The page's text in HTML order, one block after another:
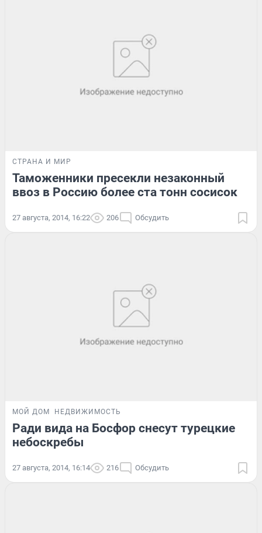
СТРАНА И МИР
Таможенники пресекли незаконный
ввоз в Россию более ста тонн сосисок
27 августа, 2014, 16:22 206 Обсудить
МОЙ ДОМ НЕДВИЖИМОСТЬ
Ради вида на Босфор снесут турецкие
небоскребы
27 августа, 2014, 16:14 216 Обсудить